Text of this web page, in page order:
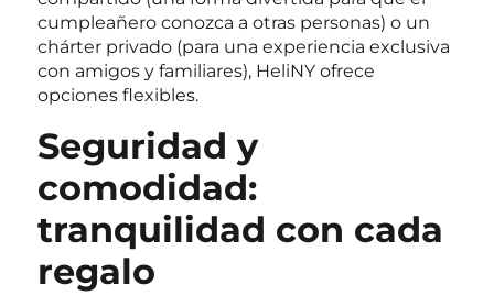
cumpleañero conozca a otras personas) o un
chárter privado (para una experiencia exclusiva
con amigos y familiares), HeliNY ofrece
opciones flexibles.
Seguridad y
comodidad:
tranquilidad con cada
regalo